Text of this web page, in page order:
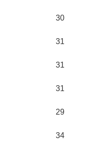
30
31
31
31
29
34